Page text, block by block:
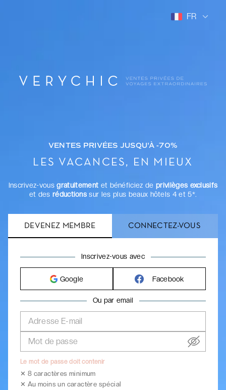
FR
DEVENEZ MEMBRE CONNECTEZ-VOUS
Inscrivez-vous avec
Google Facebook
Ou par email
Adresse E-mail
Mot de passe
Le mot de passe doit contenir
✕ 8 caractères minimum
✕ Au moins un caractère spécial
LES VACANCES, EN MIEUX
VENTES PRIVÉES JUSQU'À -70%
Inscrivez-vousgratuitement et bénéficiez de privilèges exclusifs
et des réductions sur les plus beaux hôtels 4 et 5*.